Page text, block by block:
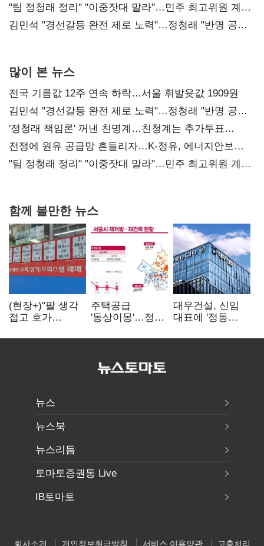
"팀 정청래 정리" "이중잣대 말라"…민주 최고위원 계파
다툼 격화
김민석 "경선갈등 완전 제로 노력"…정청래 "반명 공세
많이 본 뉴스
전국 기름값 12주 연속 하락…서울 휘발윳값 1909원
김민석 "경선갈등 완전 제로 노력"…정청래 "반명 공세
사과부터"
'정청래 책임론' 꺼낸 친명계…친청계는 추가투표
때리기
전쟁에 원유 공급망 흔들리자…K-정유, 에너지안보
핵심으로 재부상
"팀 정청래 정리" "이중잣대 말라"…민주 최고위원 계파
함께 볼만한 뉴스
(현장+)"팔 생각
접고 호가
똘똘한 한 채'
주택공급
'동상이몽'…정부
없으면 '공수표'
대우건설, 신임
대표에 '정통
부사장 내정
뉴스
뉴스북
뉴스리듬
토마토증권통 Live
IB토마토
회사소개 개인정보취급방침 서비스 이용약관 고충처리